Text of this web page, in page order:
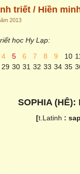
triết / Hiền
2013
học Hy Lạp:
4 5 6 7 8 9 10
29 30 31 32 33 34 35
SOPHIA (HÊ):
[t.Latinh :